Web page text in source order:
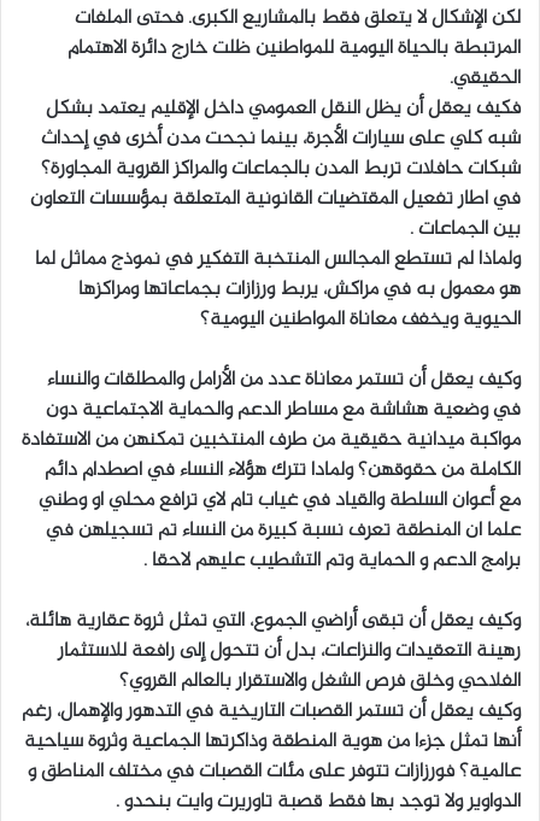
لكن الإشكال لا يتعلق فقط بالمشاريع الكبرى. فحتى الملفات
المرتبطة بالحياة اليومية للمواطنين ظلت خارج دائرة الاهتمام
الحقيقي.
فكيف يعقل أن يظل النقل العمومي داخل الإقليم يعتمد بشكل
شبه كلي على سيارات الأجرة، بينما نجحت مدن أخرى في إحداث
شبكات حافلات تربط المدن بالجماعات والمراكز القروية المجاورة؟
في اطار تفعيل المقتضيات القانونية المتعلقة بمؤسسات التعاون
بين الجماعات .
ولماذا لم تستطع المجالس المنتخبة التفكير في نموذج مماثل لما
هو معمول به في مراكش، يربط ورزازات بجماعاتها ومراكزها
الحيوية ويخفف معاناة المواطنين اليومية؟
وكيف يعقل أن تستمر معاناة عدد من الأرامل والمطلقات والنساء
في وضعية هشاشة مع مساطر الدعم والحماية الاجتماعية دون
مواكبة ميدانية حقيقية من طرف المنتخبين تمكنهن من الاستفادة
الكاملة من حقوقهن؟ ولمادا تترك هؤلاء النساء في اصطدام دائم
مع أعوان السلطة والقياد في غياب تام لاي ترافع محلي او وطني
علما ان المنطقة تعرف نسبة كبيرة من النساء تم تسجيلهن في
برامج الدعم و الحماية وتم التشطيب عليهم لاحقا .
وكيف يعقل أن تبقى أراضي الجموع، التي تمثل ثروة عقارية هائلة،
رهينة التعقيدات والنزاعات، بدل أن تتحول إلى رافعة للاستثمار
الفلاحي وخلق فرص الشغل والاستقرار بالعالم القروي؟
وكيف يعقل أن تستمر القصبات التاريخية في التدهور والإهمال، رغم
أنها تمثل جزءا من هوية المنطقة وذاكرتها الجماعية وثروة سياحية
عالمية؟ فورزازات تتوفر على مئات القصبات في مختلف المناطق و
الدواوير ولا توجد بها فقط قصبة تاوريرت وايت بنحدو .